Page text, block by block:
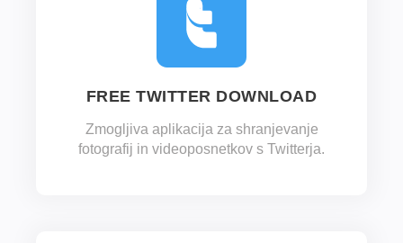
FREE TWITTER DOWNLOAD
Zmogljiva aplikacija za shranjevanje
fotografij in videoposnetkov s Twitterja.